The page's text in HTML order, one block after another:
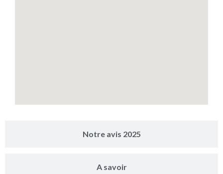
Notre avis 2025
A savoir